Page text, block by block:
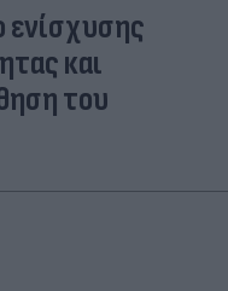
ενίσχυσης
και
του